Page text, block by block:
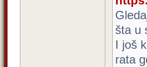
šta u
I još
rata